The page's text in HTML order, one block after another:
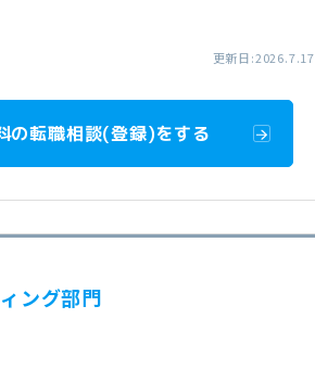
更新日:2026.7.17
の転職相談(登録)をする
ング部門